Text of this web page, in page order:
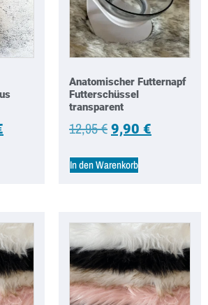
Anatomischer Futternapf
Futterschüssel
transparent
12,95€ 9,90 €
In den Warenkorb